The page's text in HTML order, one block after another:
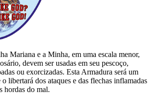
Mariana e a Minha, em uma escala menor,
devem ser usadas em seu pescoço,
ou exorcizadas. Esta Armadura será um
libertará dos ataques e das flechas inflamadas
hordas do mal.